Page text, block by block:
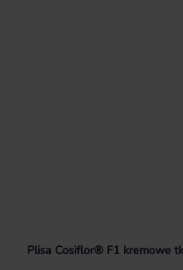
Plisa Cosiflor® F1 kremowe